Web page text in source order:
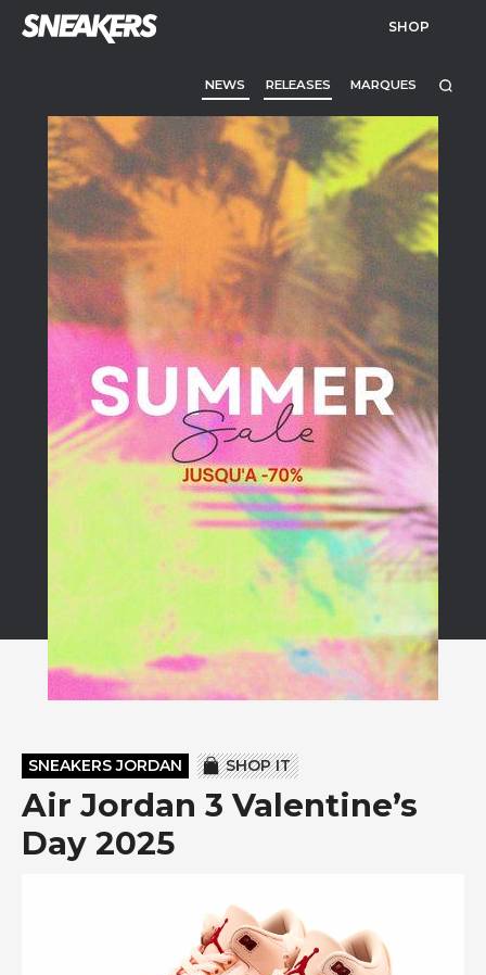
SHOP
NEWS RELEASES MARQUES
SNEAKERS JORDAN SHOP IT
Air Jordan 3 Valentine’s
Day 2025